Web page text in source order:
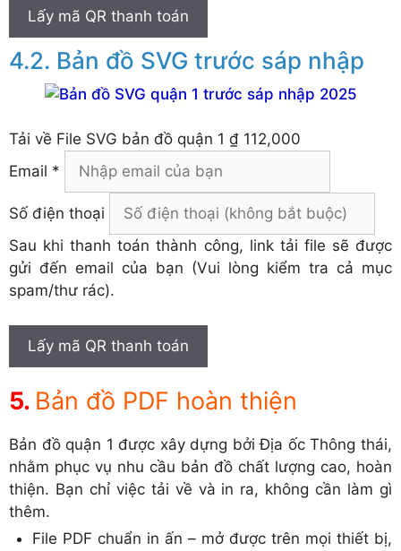
Lấy mã QR thanh toán
Bản đồ SVG trước sáp nhập
Tải về File SVG bản đồ quận 1 ₫ 112,000
Email *
Số điện thoại
Sau khi thanh toán thành công, link tải file sẽ được
gửi đến email của bạn (Vui lòng kiểm tra cả mục
spam/thư rác).
Lấy mã QR thanh toán
Bản đồ PDF hoàn thiện
Bản đồ quận 1 được xây dựng bởi Địa ốc Thông thái,
nhằm phục vụ nhu cầu bản đồ chất lượng cao, hoàn
thiện. Bạn chỉ việc tải về và in ra, không cần làm gì
thêm.
File PDF chuẩn in ấn – mở được trên mọi thiết bị,